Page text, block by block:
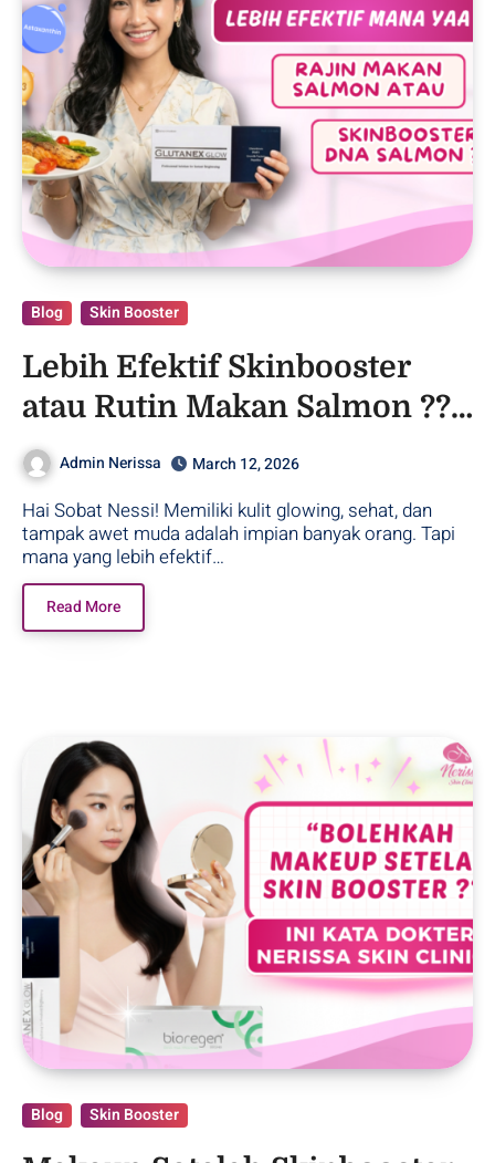
Blog Skin Booster
Lebih Efektif Skinbooster
atau Rutin Makan Salmon ??
– Purwodadi
Admin Nerissa March 12, 2026
Hai Sobat Nessi! Memiliki kulit glowing, sehat, dan
tampak awet muda adalah impian banyak orang. Tapi
mana yang lebih efektif…
Read More
Blog Skin Booster